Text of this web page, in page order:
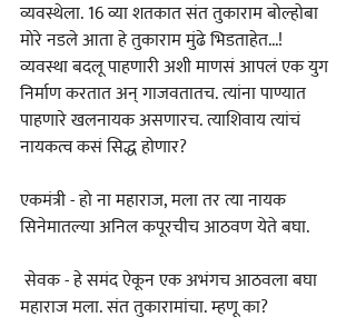
व्यवस्थेला. 16 व्या शतकात संत तुकाराम बोल्होबा
मोरे नडले आता हे तुकाराम मुंढे भिडताहेत...!
व्यवस्था बदलू पाहणारी अशी माणसं आपलं एक युग
निर्माण करतात अन्‌‍ गाजवतातच. त्यांना पाण्यात
पाहणारे खलनायक असणारच. त्याशिवाय त्यांचं
नायकत्व कसं सिद्ध होणार?
एकमंत्री - हो ना महाराज, मला तर त्या नायक
सिनेमातल्या अनिल कपूरचीच आठवण येते बघा.
सेवक - हे समंद ऐकून एक अभंगच आठवला बघा
महाराज मला. संत तुकारामांचा. म्हणू का?